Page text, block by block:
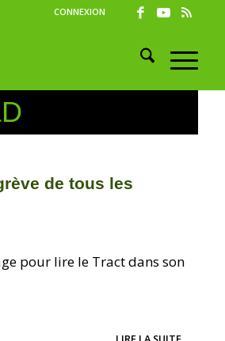
CONNEXION
de tous les
pour lire le Tract dans son